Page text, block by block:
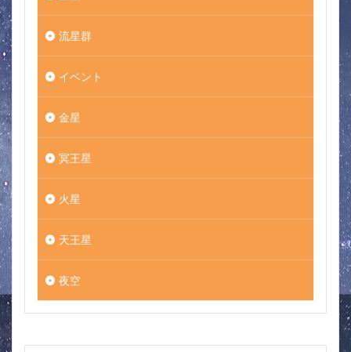
流星群
イベント
金星
冥王星
火星
天王星
夜空